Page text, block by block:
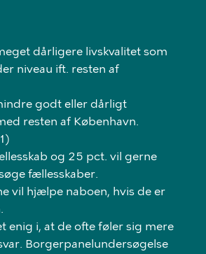
dårligere livskvalitet som
niveau ift. resten af
godt eller dårligt
resten af København.
og 25 pct. vil gerne
fællesskaber.
vil hjælpe naboen, hvis de er
enig i, at de ofte føler sig mere
Borgerpanelundersøgelse